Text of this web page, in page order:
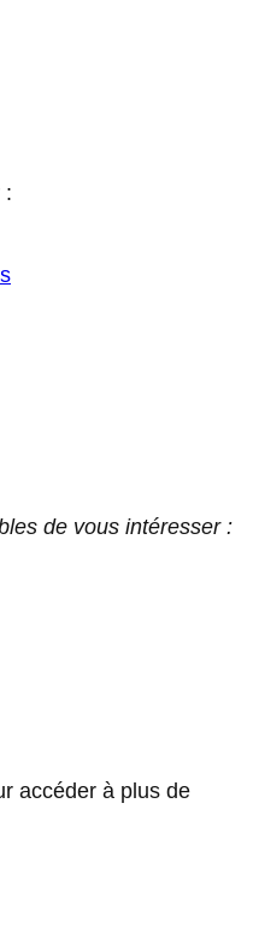
:
de vous intéresser :
accéder à plus de